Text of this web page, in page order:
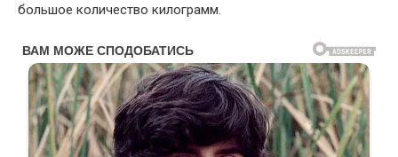
большое количество килограмм.